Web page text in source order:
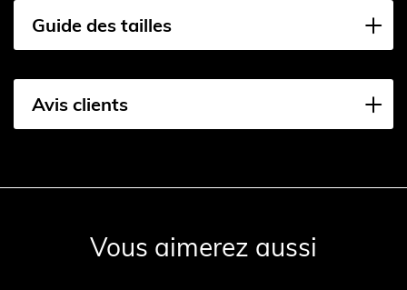
Guide des tailles
Avis clients
Vous aimerez aussi